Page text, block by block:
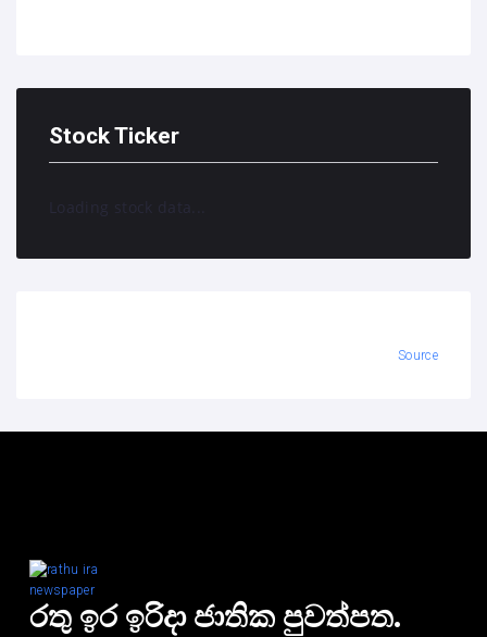
Stock Ticker
Loading stock data...
Source
රතු ඉර ඉරිදා ජාතික පුවත්පත.